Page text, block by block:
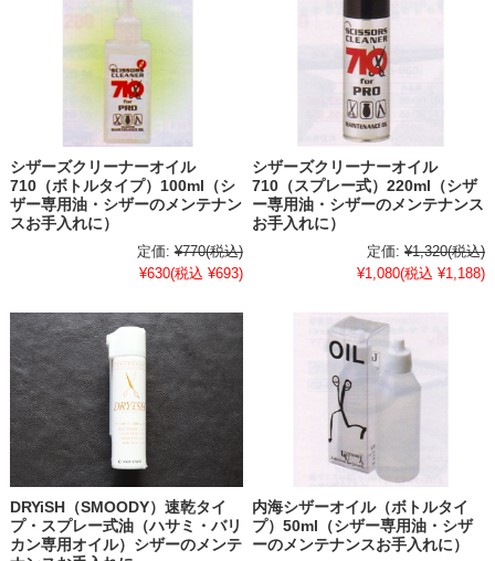
シザーズクリーナーオイル
710（ボトルタイプ）100ml（シ
ザー専用油・シザーのメンテナン
スお手入れに）
定価: ¥770(税込)
¥630(税込 ¥693)
シザーズクリーナーオイル
710（スプレー式）220ml（シザ
ー専用油・シザーのメンテナンス
お手入れに）
定価: ¥1,320(税込)
¥1,080(税込 ¥1,188)
DRYiSH（SMOODY）速乾タイ
プ・スプレー式油（ハサミ・バリ
カン専用オイル）シザーのメンテ
内海シザーオイル（ボトルタイ
プ）50ml（シザー専用油・シザ
ーのメンテナンスお手入れに）